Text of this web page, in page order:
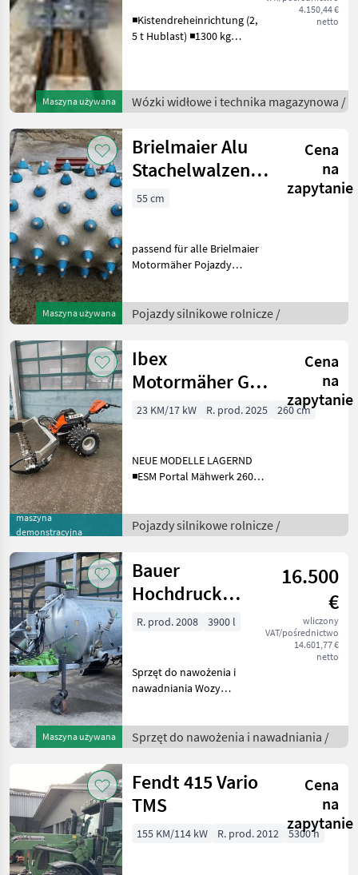
Maszyna używana
4.150,44 €
netto
◾Kistendreheinrichtung (2,
5 t Hublast) ◾1300 kg
erhalten Wózki widłowe i
technika magazynowa
Wózki widłowe i technika magazynowa /
Maszyna używana
Brielmaier Alu
Stachelwalzen 5-
reihig
Cena
na
zapytanie
55 cm
passend für alle Brielmaier
Motormäher Pojazdy
Pojazdy silnikowe rolnicze /
maszyna
demonstracyjna
Ibex
Motormäher G2
P LAGERND
Cena
na
zapytanie
23 KM/17 kW R. prod. 2025 260 cm
NEUE MODELLE LAGERND
◾ESM Portal Mähwerk 260
Motor ◾Achse verschiebbar
◾stufenloser Geräteantrieb
Pojazdy silnikowe rolnicze /
Maszyna używana
Bauer
Hochdruck
Güllefass
16.500
€
wliczony
VAT/pośrednictwo
14.601,77 €
netto
R. prod. 2008 3900 l
Sprzęt do nawożenia i
nawadniania Wozy
Sprzęt do nawożenia i nawadniania /
Fendt 415 Vario
TMS
Cena
na
zapytanie
155 KM/114 kW R. prod. 2012 5300 h